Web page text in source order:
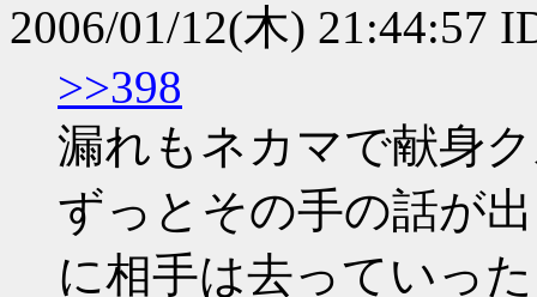
2006/01/12(木) 21:44:57
>>398
漏れもネカマで献身
ずっとその手の話が
に相手は去っていっ